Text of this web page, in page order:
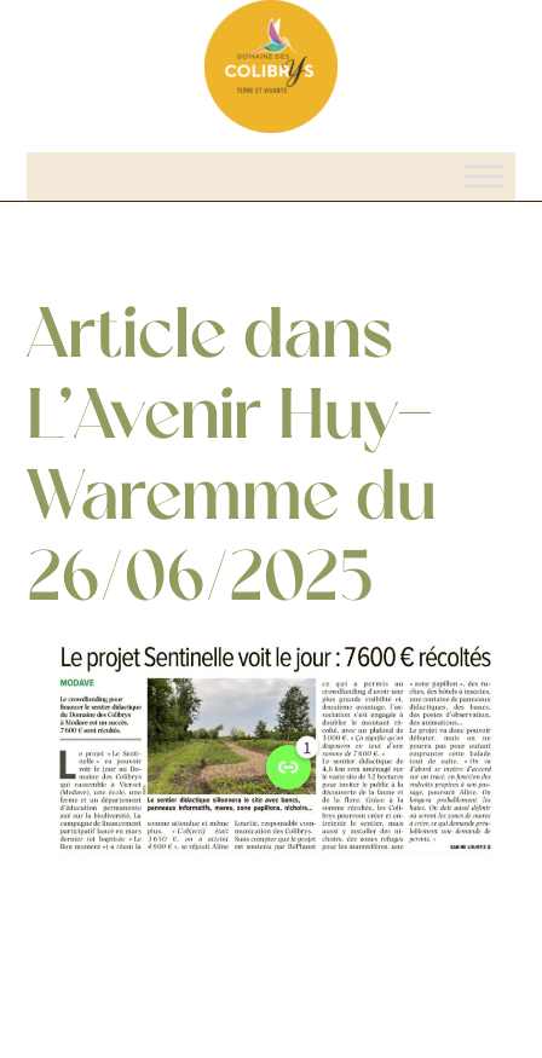
Article dans
L’Avenir Huy-
Waremme du
26/06/2025